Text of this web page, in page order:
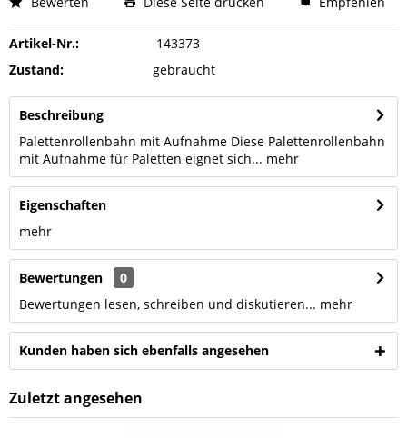
Artikel-Nr.:
143373
Zustand:
gebraucht
Beschreibung
Palettenrollenbahn mit Aufnahme Diese Palettenrollenbahn
mit Aufnahme für Paletten eignet sich... mehr
Eigenschaften
mehr
Bewertungen
0
Bewertungen lesen, schreiben und diskutieren... mehr
Kunden haben sich ebenfalls angesehen
Zuletzt angesehen